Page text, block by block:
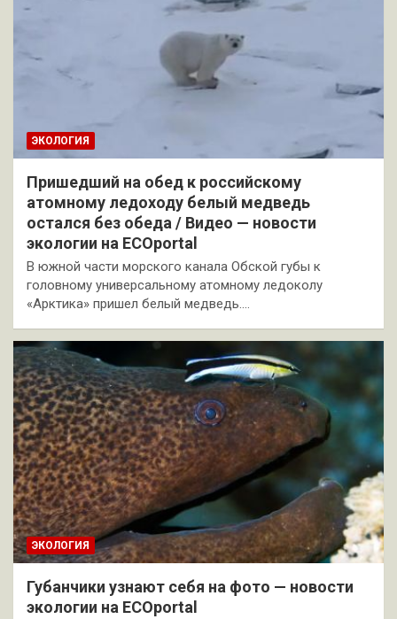
ЭКОЛОГИЯ
Пришедший на обед к российскому
атомному ледоходу белый медведь
остался без обеда / Видео — новости
экологии на ECOportal
В южной части морского канала Обской губы к
головному универсальному атомному ледоколу
«Арктика» пришел белый медведь.…
ЭКОЛОГИЯ
Губанчики узнают себя на фото — новости
экологии на ECOportal